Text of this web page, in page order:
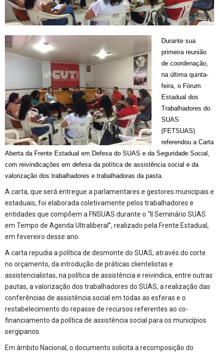
Durante sua
primeira reunião
de coordenação,
na última quinta-
feira, o Fórum
Estadual dos
Trabalhadores do
SUAS
(FETSUAS)
referendou a Carta
Aberta da Frente Estadual em Defesa do SUAS e da Seguridade Social,
com reivindicações em defesa da política de assistência social e da
valorização dos trabalhadores e trabalhadoras da pasta.
A carta, que será entregue a parlamentares e gestores municipais e
estaduais, foi elaborada coletivamente pelos trabalhadores e
entidades que compõem a FNSUAS durante o “II Seminário SUAS
em Tempo de Agenda Ultraliberal”, realizado pela Frente Estadual,
em fevereiro desse ano.
A carta repudia a política de desmonte do SUAS, através do corte
no orçamento, da introdução de práticas clientelistas e
assistencialistas, na política de assistência e reivindica, entre outras
pautas, a valorização dos trabalhadores do SUAS, a realização das
conferências de assistência social em todas as esferas e o
restabelecimento do repasse de recursos referentes ao co-
financiamento da política de assistência social para os municípios
sergipanos.
Em âmbito Nacional, o documento solicita a recomposição do